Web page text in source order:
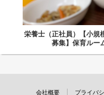
栄養士（正社員）【小規
募集】保育ルー
会社概要 プライバ